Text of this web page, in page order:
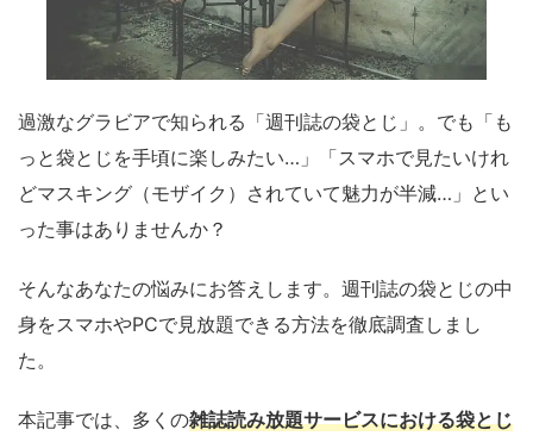
過激なグラビアで知られる「週刊誌の袋とじ」。でも「も
っと袋とじを手頃に楽しみたい…」「スマホで見たいけれ
どマスキング（モザイク）されていて魅力が半減…」とい
った事はありませんか？
そんなあなたの悩みにお答えします。週刊誌の袋とじの中
身をスマホやPCで見放題できる方法を徹底調査しまし
た。
本記事では、多くの雑誌読み放題サービスにおける袋とじ